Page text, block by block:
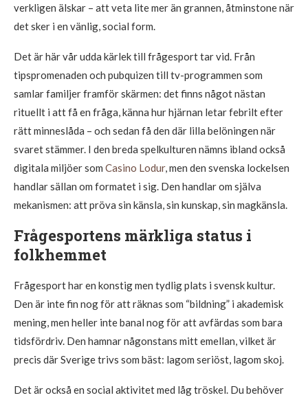
verkligen älskar – att veta lite mer än grannen, åtminstone när
det sker i en vänlig, social form.
Det är här vår udda kärlek till frågesport tar vid. Från
tipspromenaden och pubquizen till tv-programmen som
samlar familjer framför skärmen: det finns något nästan
rituellt i att få en fråga, känna hur hjärnan letar febrilt efter
rätt minneslåda – och sedan få den där lilla belöningen när
svaret stämmer. I den breda spelkulturen nämns ibland också
digitala miljöer som Casino Lodur, men den svenska lockelsen
handlar sällan om formatet i sig. Den handlar om själva
mekanismen: att pröva sin känsla, sin kunskap, sin magkänsla.
Frågesportens märkliga status i
folkhemmet
Frågesport har en konstig men tydlig plats i svensk kultur.
Den är inte fin nog för att räknas som “bildning” i akademisk
mening, men heller inte banal nog för att avfärdas som bara
tidsfördriv. Den hamnar någonstans mitt emellan, vilket är
precis där Sverige trivs som bäst: lagom seriöst, lagom skoj.
Det är också en social aktivitet med låg tröskel. Du behöver